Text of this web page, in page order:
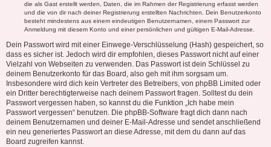
die als Gast erstellt werden, Daten, die im Rahmen der Registrierung erfasst werden
und die von dir nach deiner Registrierung erstellten Nachrichten. Dein Benutzerkonto
besteht mindestens aus einem eindeutigen Benutzernamen, einem Passwort zur
Anmeldung mit diesem Konto und einer persönlichen und gültigen E-Mail-Adresse.
Dein Passwort wird mit einer Einwege-Verschlüsselung (Hash) gespeichert, so
dass es sicher ist. Jedoch wird dir empfohlen, dieses Passwort nicht auf einer
Vielzahl von Webseiten zu verwenden. Das Passwort ist dein Schlüssel zu
deinem Benutzerkonto für das Board, also geh mit ihm sorgsam um.
Insbesondere wird dich kein Vertreter des Betreibers, von phpBB Limited oder
ein Dritter berechtigterweise nach deinem Passwort fragen. Solltest du dein
Passwort vergessen haben, so kannst du die Funktion „Ich habe mein
Passwort vergessen“ benutzen. Die phpBB-Software fragt dich dann nach
deinem Benutzernamen und deiner E-Mail-Adresse und sendet anschließend
ein neu generiertes Passwort an diese Adresse, mit dem du dann auf das
Board zugreifen kannst.